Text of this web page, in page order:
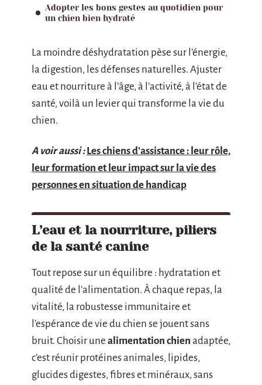
Adopter les bons gestes au quotidien pour
un chien bien hydraté
La moindre déshydratation pèse sur l’énergie,
la digestion, les défenses naturelles. Ajuster
eau et nourriture à l’âge, à l’activité, à l’état de
santé, voilà un levier qui transforme la vie du
chien.
A voir aussi : Les chiens d'assistance : leur rôle,
leur formation et leur impact sur la vie des
personnes en situation de handicap
L’eau et la nourriture, piliers
de la santé canine
Tout repose sur un équilibre : hydratation et
qualité de l’alimentation. À chaque repas, la
vitalité, la robustesse immunitaire et
l’espérance de vie du chien se jouent sans
bruit. Choisir une alimentation chien adaptée,
c’est réunir protéines animales, lipides,
glucides digestes, fibres et minéraux, sans